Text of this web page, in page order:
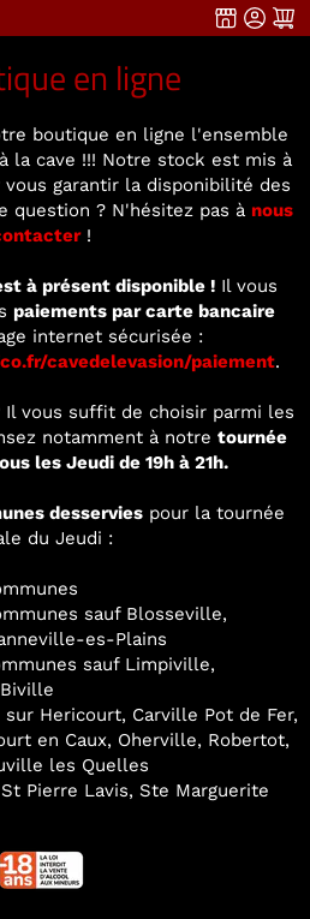
en ligne
boutique en ligne l'ensemble
la cave !!! Notre stock est mis à
garantir la disponibilité des
question ? N'hésitez pas à nous
!
à présent disponible ! Il vous
paiements par carte bancaire
internet sécurisée :
cavedelevasion/paiement.
Il vous suffit de choisir parmi les
notamment à notre tournée
les Jeudi de 19h à 21h.
desserviespour la tournée
du Jeudi :
sauf Blosseville,
es-Plains
sauf Limpiville,
Hericourt, Carville Pot de Fer,
en Caux, Oherville, Robertot,
les Quelles
Pierre Lavis, Ste Marguerite